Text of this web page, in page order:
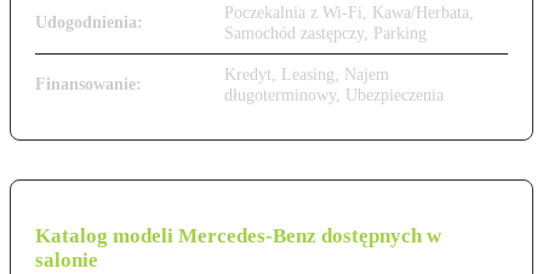
Udogodnienia:
Poczekalnia z Wi-Fi, Kawa/Herbata,
Samochód zastępczy, Parking
Finansowanie:
Kredyt, Leasing, Najem
długoterminowy, Ubezpieczenia
Katalog modeli Mercedes-Benz dostępnych w
salonie